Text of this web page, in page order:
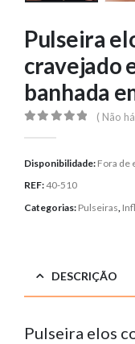
Pulseira
cravejado
banhada
( Não
Disponibilidade: Fora de
REF:40-510
Categorias: Pulseiras,
DESCRIÇÃO
Pulseira elos